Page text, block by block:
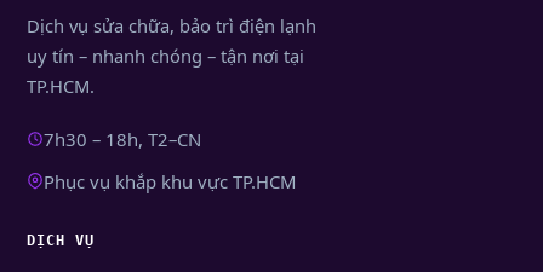
Dịch vụ sửa chữa, bảo trì điện lạnh
uy tín – nhanh chóng – tận nơi tại
TP.HCM.
7h30 – 18h, T2–CN
Phục vụ khắp khu vực TP.HCM
DỊCH VỤ